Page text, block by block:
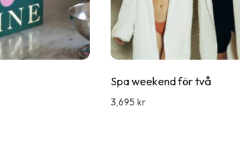
Spa weekend för två
3,695 kr